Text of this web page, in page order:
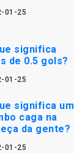
01-25
significa
de 0.5 gols?
01-25
significa um
caga na
da gente?
01-25